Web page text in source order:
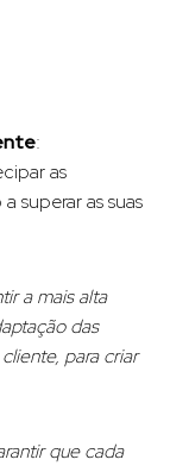
:
as
superar as suas
a mais alta
das
para criar
que cada